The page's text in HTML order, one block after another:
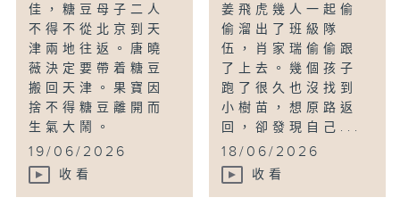
佳，糖豆母子二人
不得不從北京到天
津兩地往返。唐曉
薇決定要帶着糖豆
搬回天津。果寶因
捨不得糖豆離開而
生氣大鬧。
19/06/2026
收看
姜飛虎幾人一起偷
偷溜出了班級隊
伍，肖家瑞偷偷跟
了上去。幾個孩子
跑了很久也沒找到
小樹苗，想原路返
回，卻發現自己...
18/06/2026
收看